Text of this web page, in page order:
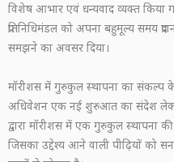
विशेष आभार एवं धन्यवाद व्यक्त किया
प्रतिनिधिमंडल को अपना बहुमूल्य समय
समझने का अवसर दिया।
मॉरीशस में गुरुकुल स्थापना का
अधिवेशन एक नई शुरुआत का संदेश लेकर
द्वारा मॉरीशस में एक गुरुकुल स्थापना
जिसका उद्देश्य आने वाली पीढ़ियों को